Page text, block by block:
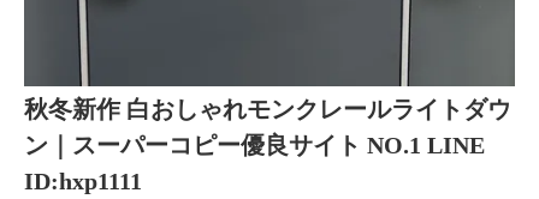
秋冬新作 白おしゃれモンクレールライトダウ
ン｜スーパーコピー優良サイト NO.1 LINE
ID:hxp1111